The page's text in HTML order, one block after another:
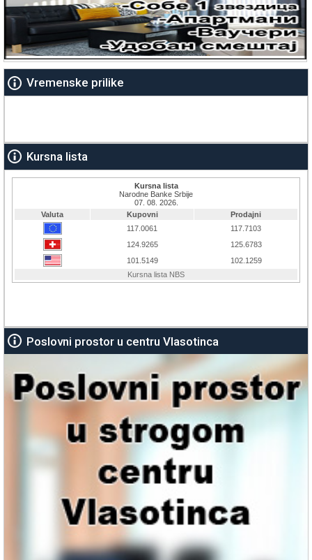
Vremenske prilike
Kursna lista
Poslovni prostor u centru Vlasotinca